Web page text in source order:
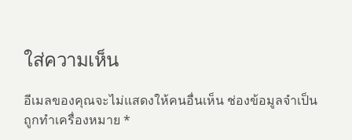
ใส่ความเห็น
อีเมลของคุณจะไม่แสดงให้คนอื่นเห็น ช่องข้อมูลจำเป็น
ถูกทำเครื่องหมาย *